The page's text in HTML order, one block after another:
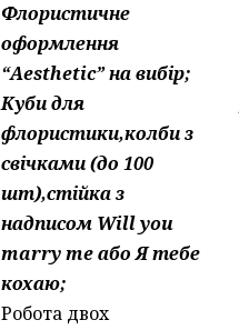
Флористичне
оформлення
“Aesthetic” на вибір;
Куби для
флористики,колби з
свічками (до 100
шт),стійка з
надписом Will you
marry me або Я тебе
кохаю;
Робота двох